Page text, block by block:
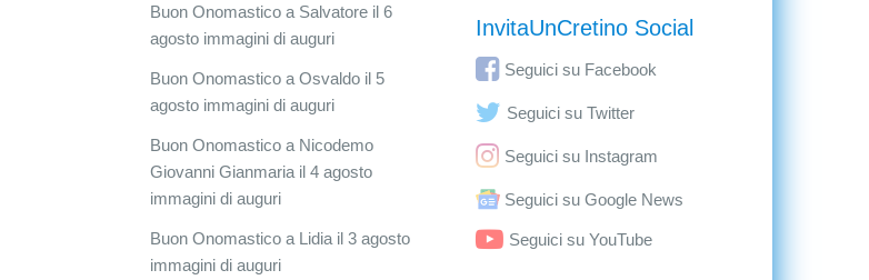
Buon Onomastico a Salvatore il 6
agosto immagini di auguri
Buon Onomastico a Osvaldo il 5
agosto immagini di auguri
Buon Onomastico a Nicodemo
Giovanni Gianmaria il 4 agosto
immagini di auguri
Buon Onomastico a Lidia il 3 agosto
immagini di auguri
InvitaUnCretino Social
Seguici su Facebook
Seguici su Twitter
Seguici su Instagram
Seguici su Google News
Seguici su YouTube